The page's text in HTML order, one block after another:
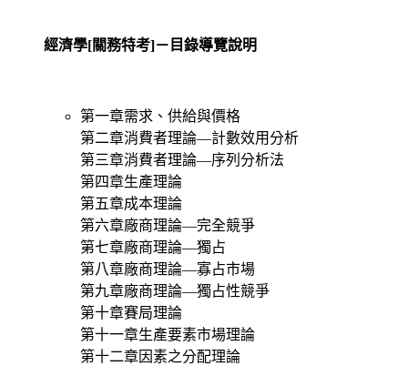
經濟學[關務特考]－目錄導覽說明
第一章需求、供給與價格
第二章消費者理論—計數效用分析
第三章消費者理論—序列分析法
第四章生產理論
第五章成本理論
第六章廠商理論—完全競爭
第七章廠商理論—獨占
第八章廠商理論—寡占市場
第九章廠商理論—獨占性競爭
第十章賽局理論
第十一章生產要素市場理論
第十二章因素之分配理論